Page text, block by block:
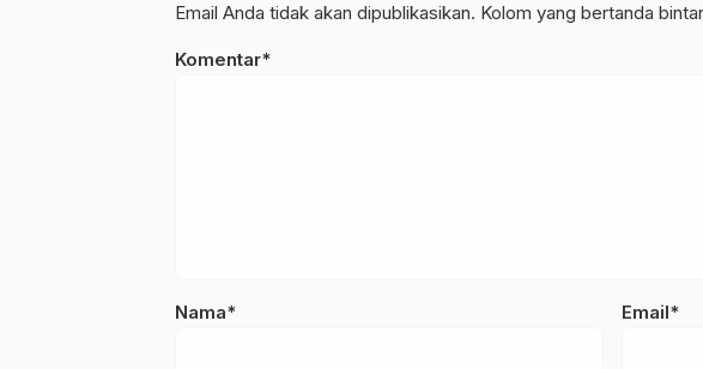
Email Anda tidak akan dipublikasikan. Kolom yang bertanda
Komentar*
Nama* Email*